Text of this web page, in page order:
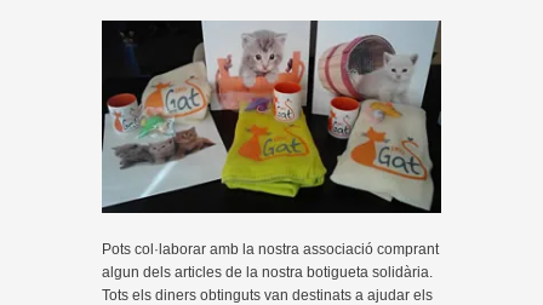
Pots col·laborar amb la nostra associació comprant
algun dels articles de la nostra botigueta solidària.
Tots els diners obtinguts van destinats a ajudar els